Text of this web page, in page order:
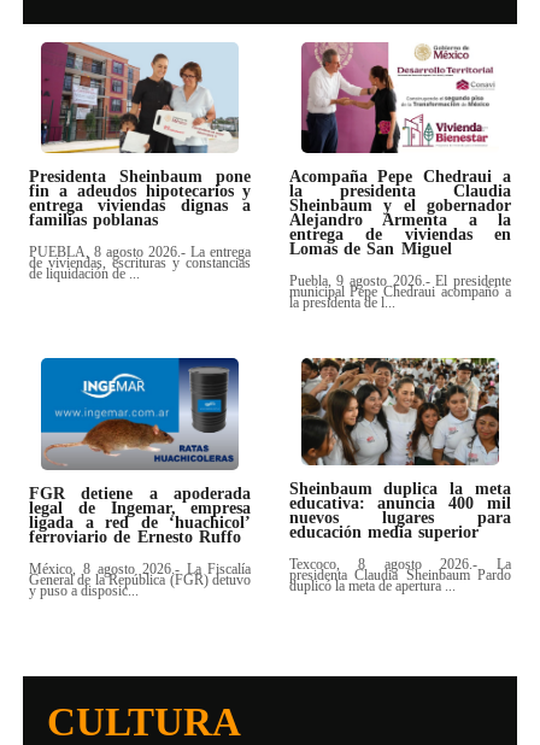
Presidenta Sheinbaum pone
fin a adeudos hipotecarios y
entrega viviendas dignas a
familias poblanas
PUEBLA, 8 agosto 2026.- La entrega
de viviendas, escrituras y constancias
de liquidación de ...
Acompaña Pepe Chedraui a
la presidenta Claudia
Sheinbaum y el gobernador
Alejandro Armenta a la
entrega de viviendas en
Lomas de San Miguel
Puebla, 9 agosto 2026.- El presidente
municipal Pepe Chedraui acompañó a
la presidenta de l...
FGR detiene a apoderada
legal de Ingemar, empresa
ligada a red de ‘huachicol’
ferroviario de Ernesto Ruffo
México, 8 agosto 2026.- La Fiscalía
General de la República (FGR) detuvo
y puso a disposic...
Sheinbaum duplica la meta
educativa: anuncia 400 mil
nuevos lugares para
educación media superior
Texcoco, 8 agosto 2026.- La
presidenta Claudia Sheinbaum Pardo
duplicó la meta de apertura ...
CULTURA